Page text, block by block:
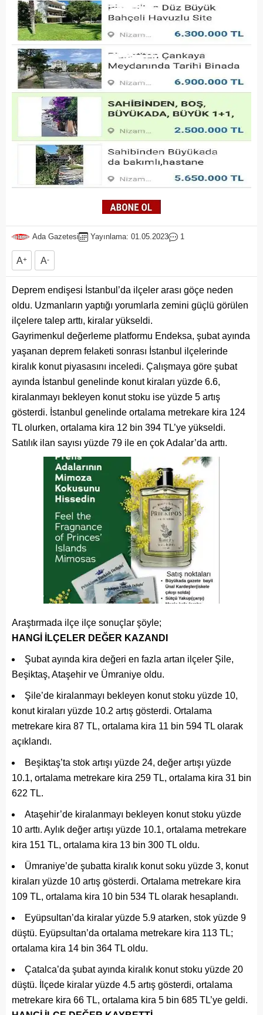
Ada Gazetesi Yayınlama: 01.05.2023 1
A+ A-
Deprem endişesi İstanbul’da ilçeler arası göçe neden
oldu. Uzmanların yaptığı yorumlarla zemini güçlü görülen
ilçelere talep arttı, kiralar yükseldi.
Gayrimenkul değerleme platformu Endeksa, şubat ayında
yaşanan deprem felaketi sonrası İstanbul ilçelerinde
kiralık konut piyasasını inceledi. Çalışmaya göre şubat
ayında İstanbul genelinde konut kiraları yüzde 6.6,
kiralanmayı bekleyen konut stoku ise yüzde 5 artış
gösterdi. İstanbul genelinde ortalama metrekare kira 124
TL olurken, ortalama kira 12 bin 394 TL’ye yükseldi.
Satılık ilan sayısı yüzde 79 ile en çok Adalar’da arttı.
Araştırmada ilçe ilçe sonuçlar şöyle;
HANGİ İLÇELER DEĞER KAZANDI
Şubat ayında kira değeri en fazla artan ilçeler Şile,
Beşiktaş, Ataşehir ve Ümraniye oldu.
Şile’de kiralanmayı bekleyen konut stoku yüzde 10,
konut kiraları yüzde 10.2 artış gösterdi. Ortalama
metrekare kira 87 TL, ortalama kira 11 bin 594 TL olarak
açıklandı.
Beşiktaş’ta stok artışı yüzde 24, değer artışı yüzde
10.1, ortalama metrekare kira 259 TL, ortalama kira 31 bin
622 TL.
Ataşehir’de kiralanmayı bekleyen konut stoku yüzde
10 arttı. Aylık değer artışı yüzde 10.1, ortalama metrekare
kira 151 TL, ortalama kira 13 bin 300 TL oldu.
Ümraniye’de şubatta kiralık konut soku yüzde 3, konut
kiraları yüzde 10 artış gösterdi. Ortalama metrekare kira
109 TL, ortalama kira 10 bin 534 TL olarak hesaplandı.
Eyüpsultan’da kiralar yüzde 5.9 atarken, stok yüzde 9
düştü. Eyüpsultan’da ortalama metrekare kira 113 TL;
ortalama kira 14 bin 364 TL oldu.
Çatalca’da şubat ayında kiralık konut stoku yüzde 20
düştü. İlçede kiralar yüzde 4.5 artış gösterdi, ortalama
metrekare kira 66 TL, ortalama kira 5 bin 685 TL’ye geldi.